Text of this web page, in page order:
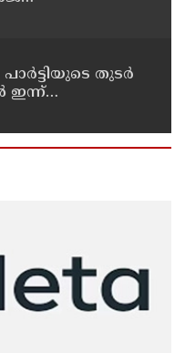
തുടര്‍
ഇന്ന്